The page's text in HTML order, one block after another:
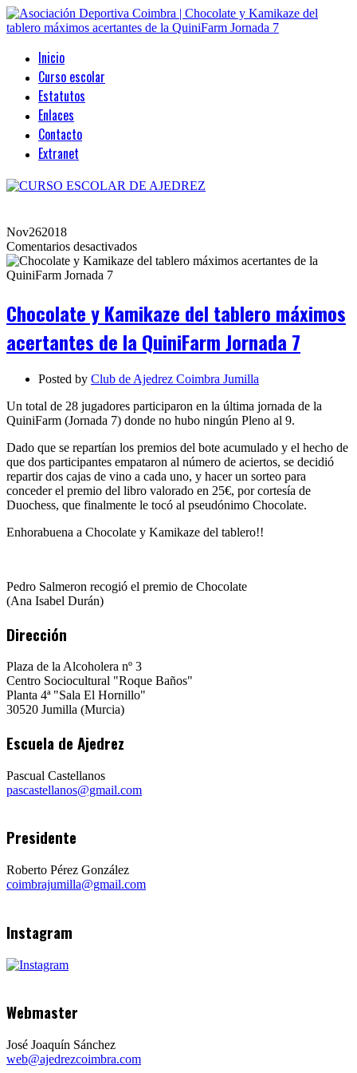
Inicio
Curso escolar
Estatutos
Enlaces
Contacto
Extranet
Nov262018
Comentarios desactivadosen
Chocolate
tablero
acertantes
la
QuiniFarm
Jornada
7
Chocolate y Kamikaze del tablero máximos
acertantes de la QuiniFarm Jornada 7
Posted by Club de Ajedrez Coimbra Jumilla
Un total de 28 jugadores participaron en la última jornada de la
QuiniFarm (Jornada 7) donde no hubo ningún Pleno al 9.
Dado que se repartían los premios del bote acumulado y el hecho de
que dos participantes empataron al número de aciertos, se decidió
repartir dos cajas de vino a cada uno, y hacer un sorteo para
conceder el premio del libro valorado en 25€, por cortesía de
Duochess, que finalmente le tocó al pseudónimo Chocolate.
Enhorabuena a Chocolate y Kamikaze del tablero!!
Pedro Salmeron recogió el premio de Chocolate
(Ana Isabel Durán)
Dirección
Plaza de la Alcoholera nº 3
Centro Sociocultural "Roque Baños"
Planta 4ª "Sala El Hornillo"
30520 Jumilla (Murcia)
Escuela de Ajedrez
Pascual Castellanos
pascastellanos@gmail.com
Presidente
Roberto Pérez González
coimbrajumilla@gmail.com
Instagram
Webmaster
José Joaquín Sánchez
web@ajedrezcoimbra.com